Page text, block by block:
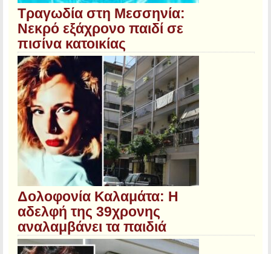
Τραγωδία στη Μεσσηνία:
Νεκρό εξάχρονο παιδί σε
πισίνα κατοικίας
Δολοφονία Καλαμάτα: Η
αδελφή της 39χρονης
αναλαμβάνει τα παιδιά